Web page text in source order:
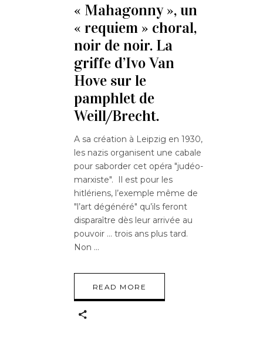
« Mahagonny », un
« requiem » choral,
noir de noir. La
griffe d’Ivo Van
Hove sur le
pamphlet de
Weill/Brecht.
A sa création à Leipzig en 1930,
les nazis organisent une cabale
pour saborder cet opéra "judéo-
marxiste". Il est pour les
hitlériens, l’exemple même de
"l’art dégénéré" qu’ils feront
disparaître dès leur arrivée au
pouvoir … trois ans plus tard.
Non
READ MORE